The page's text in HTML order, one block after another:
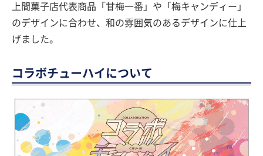
上間菓子店代表商品「甘梅一番」や「梅キャンディー」
のデザインに合わせ、和の雰囲気のあるデザインに仕上
げました。
コラボチューハイについて